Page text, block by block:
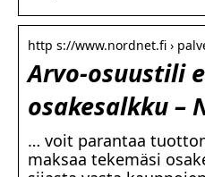
http s://www.nordnet.fi ›
Arvo-osuustili
osakesalkku –
… voit parantaa
maksaa tekemäsi